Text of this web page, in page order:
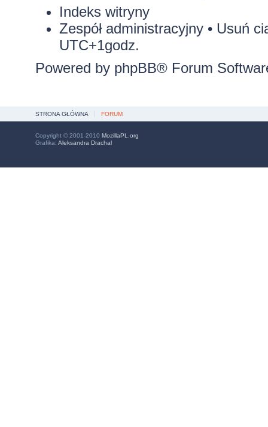
Indeks witryny
Zespół administracyjny• Usuń
UTC+1godz.
Powered by phpBB® Forum
STRONA GŁÓWNA FORUM
Copyright © 2001-2010 MozillaPL.org
Grafika: Aleksandra Drachal